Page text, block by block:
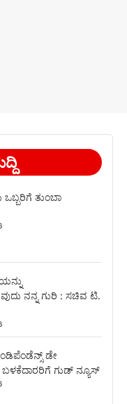
ತುಂಬಾ
ನನ್ನ ಗುರಿ : ಸಚಿವ ಟಿ.
ಡೇ
ಗುಡ್ ನ್ಯೂಸ್